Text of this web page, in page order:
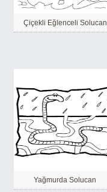
Çiçekli Eğlenceli Solucan
Yağmurda Solucan